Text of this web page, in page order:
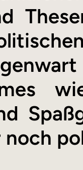
noch